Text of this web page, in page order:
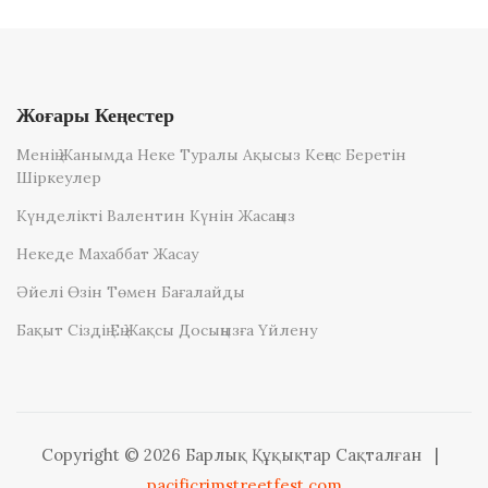
Жоғары Кеңестер
Менің Жанымда Неке Туралы Ақысыз Кеңес Беретін
Шіркеулер
Күнделікті Валентин Күнін Жасаңыз
Некеде Махаббат Жасау
Әйелі Өзін Төмен Бағалайды
Бақыт Сіздің Ең Жақсы Досыңызға Үйлену
Copyright © 2026 Барлық Құқықтар Сақталған
|